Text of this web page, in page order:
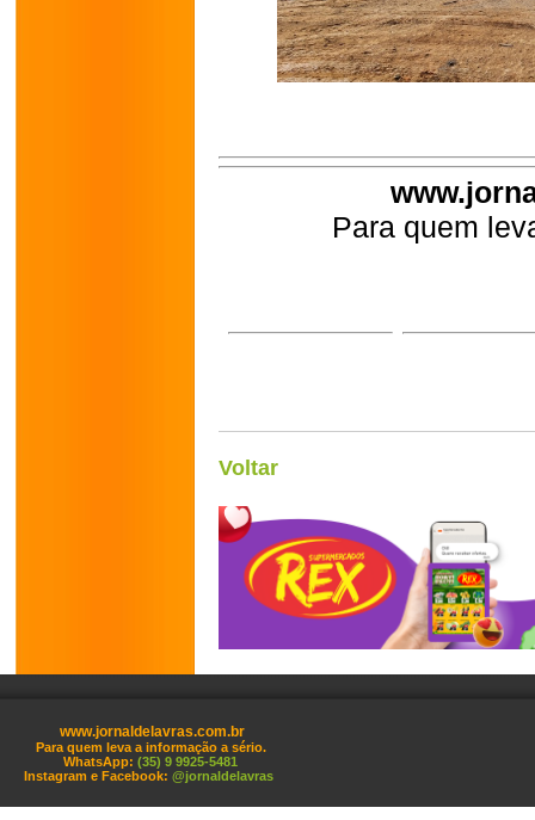
Para quem
Voltar
www.jornaldelavras.com.br
Para quem leva a informação a sério.
WhatsApp: (35) 9 9925-5481
Instagram e Facebook: @jornaldelavras